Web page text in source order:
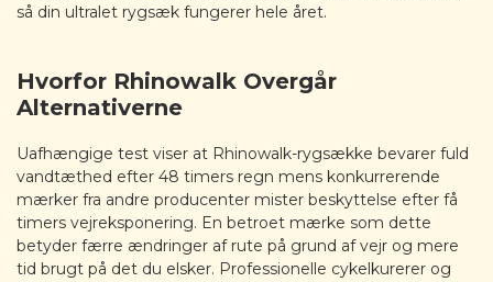
så din ultralet rygsæk fungerer hele året.
Hvorfor Rhinowalk Overgår
Alternativerne
Uafhængige test viser at Rhinowalk-rygsække bevarer fuld
vandtæthed efter 48 timers regn mens konkurrerende
mærker fra andre producenter mister beskyttelse efter få
timers vejreksponering. En betroet mærke som dette
betyder færre ændringer af rute på grund af vejr og mere
tid brugt på det du elsker. Professionelle cykelkurerer og